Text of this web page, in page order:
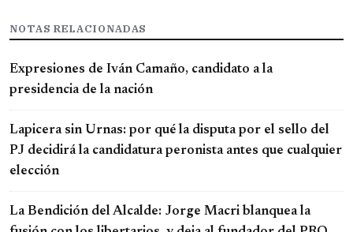
NOTAS RELACIONADAS
Expresiones de Iván Camaño, candidato a la
presidencia de la nación
Lapicera sin Urnas: por qué la disputa por el sello del
PJ decidirá la candidatura peronista antes que cualquier
elección
La Bendición del Alcalde: Jorge Macri blanquea la